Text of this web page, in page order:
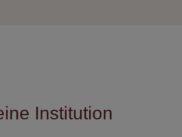
Institution